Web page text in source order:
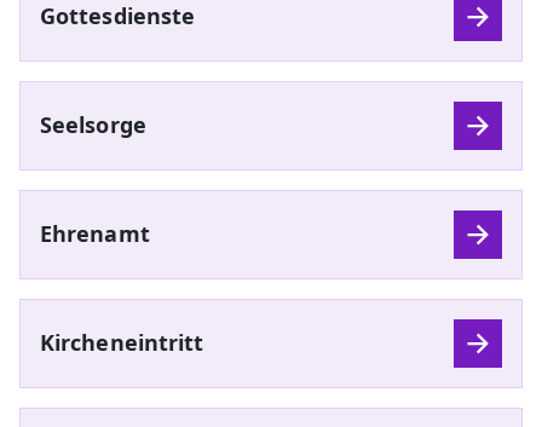
Gottesdienste
Seelsorge
Ehrenamt
Kircheneintritt